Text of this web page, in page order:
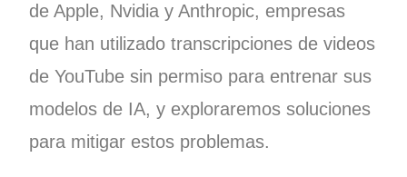
de Apple, Nvidia y Anthropic, empresas
que han utilizado transcripciones de videos
de YouTube sin permiso para entrenar sus
modelos de IA, y exploraremos soluciones
para mitigar estos problemas.